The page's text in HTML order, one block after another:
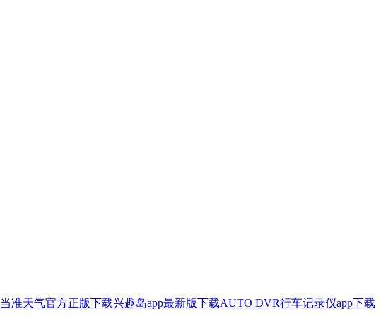
当准天气官方正版下载兴趣岛app最新版下载AUTO DVR行车记录仪app下载